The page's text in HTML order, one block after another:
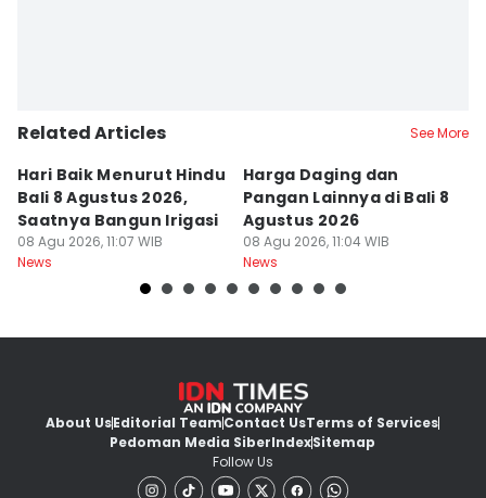
Related Articles See More
Hari Baik Menurut Hindu
Bali 8 Agustus 2026,
Saatnya Bangun Irigasi
08 Agu 2026, 11:07 WIB
News
Harga Daging dan
Pangan Lainnya di Bali 8
Agustus 2026
08 Agu 2026, 11:04 WIB
News
About UsEditorial TeamContact UsTerms of Services
Pedoman Media SiberIndexSitemap
Follow Us